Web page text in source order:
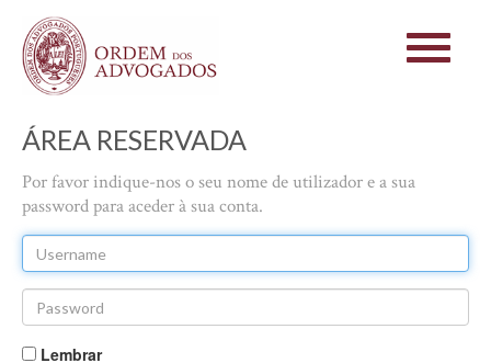
Toggle
ÁREA RESERVADA
Por favor indique-nos o seu nome de utilizador e a sua
password para aceder à sua conta.
Lembrar